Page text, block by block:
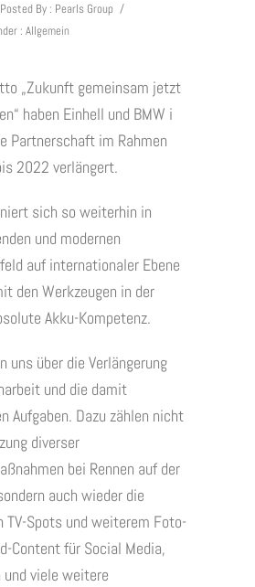
Posted By : Pearls Group /
: Allgemein
„Zukunft gemeinsam jetzt
haben Einhell und BMW i
Partnerschaft im Rahmen
2022 verlängert.
sich so weiterhin in
und modernen
auf internationaler Ebene
den Werkzeugen in der
Akku-Kompetenz.
uns über die Verlängerung
und die damit
Aufgaben. Dazu zählen nicht
diverser
bei Rennen auf der
auch wieder die
TV-Spots und weiterem Foto-
Content für Social Media,
und viele weitere